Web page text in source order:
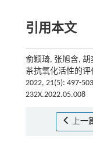
引用本文
俞颖琦, 张旭含,
茶抗氧化活性的评
2022, 21(5): 497-
232X.2022.05.008
上一